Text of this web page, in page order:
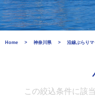
Home 神奈川県 沿線ぶらりマ
この絞込条件に該